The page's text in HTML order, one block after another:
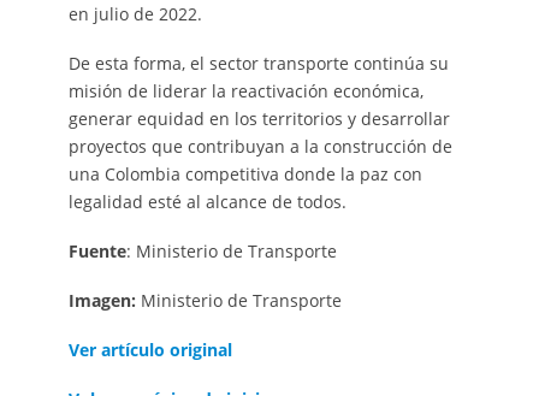
en julio de 2022.
De esta forma, el sector transporte continúa su
misión de liderar la reactivación económica,
generar equidad en los territorios y desarrollar
proyectos que contribuyan a la construcción de
una Colombia competitiva donde la paz con
legalidad esté al alcance de todos.
Fuente: Ministerio de Transporte
Imagen: Ministerio de Transporte
Ver artículo original